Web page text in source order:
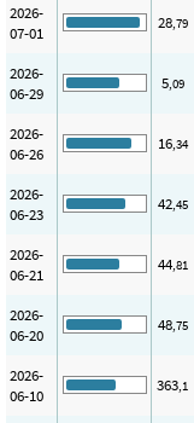
2026-
07-01
28,79
2026-
06-29
5,09
2026-
06-26
16,34
2026-
06-23
42,45
2026-
06-21
44,81
2026-
06-20
48,75
2026-
06-10
363,1